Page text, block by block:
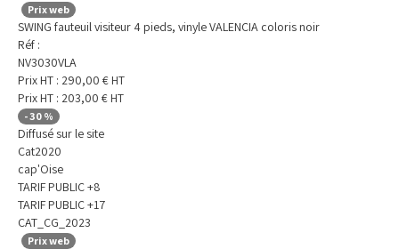
Prix web
SWING fauteuil visiteur 4 pieds, vinyle VALENCIA coloris noir
Réf :
NV3030VLA
Prix HT : 290,00 € HT
Prix HT : 203,00 € HT
-30 %
Diffusé sur le site
Cat2020
cap'Oise
TARIF PUBLIC +8
TARIF PUBLIC +17
CAT_CG_2023
Prix web